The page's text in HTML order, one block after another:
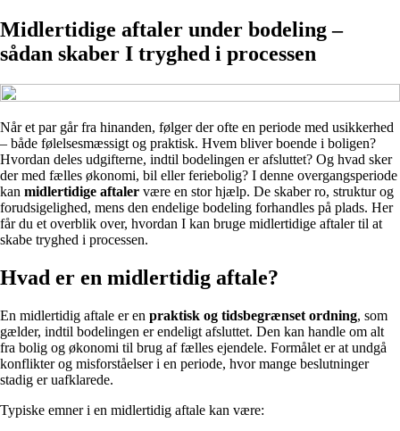
Midlertidige aftaler under bodeling –
sådan skaber I tryghed i processen
Når et par går fra hinanden, følger der ofte en periode med usikkerhed
– både følelsesmæssigt og praktisk. Hvem bliver boende i boligen?
Hvordan deles udgifterne, indtil bodelingen er afsluttet? Og hvad sker
der med fælles økonomi, bil eller feriebolig? I denne overgangsperiode
kan midlertidige aftaler være en stor hjælp. De skaber ro, struktur og
forudsigelighed, mens den endelige bodeling forhandles på plads. Her
får du et overblik over, hvordan I kan bruge midlertidige aftaler til at
skabe tryghed i processen.
Hvad er en midlertidig aftale?
En midlertidig aftale er en praktisk og tidsbegrænset ordning, som
gælder, indtil bodelingen er endeligt afsluttet. Den kan handle om alt
fra bolig og økonomi til brug af fælles ejendele. Formålet er at undgå
konflikter og misforståelser i en periode, hvor mange beslutninger
stadig er uafklarede.
Typiske emner i en midlertidig aftale kan være: